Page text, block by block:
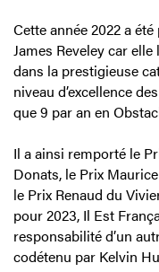
Cette année 2022 a
James Reveley car
dans la prestigieuse
niveau d’excellence
que 9 par an en
Il a ainsi remporté le
Donats, le Prix
le Prix Renaud du
pour 2023, Il Est
responsabilité d’un
codétenu par Kelvin